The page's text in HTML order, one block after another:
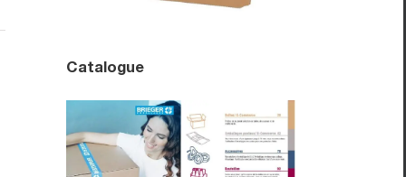
Catalogue